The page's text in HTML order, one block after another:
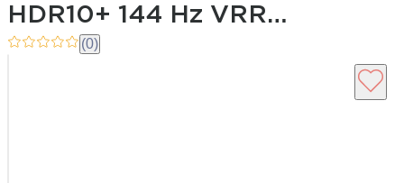
HDR10+ 144 Hz VRR
55A400M
(0)